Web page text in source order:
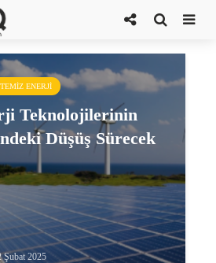
ENERJI
Teknolojilerinin
Düşüş Sürecek
Şubat 2025